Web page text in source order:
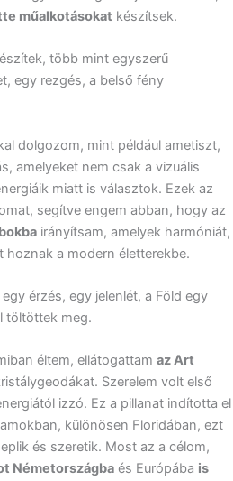
műalkotásokat készítsek.
több mint egyszerű
egy rezgés, a belső fény
dolgozom, mint például ametiszt,
amelyeket nem csak a vizuális
miatt is választok. Ezek az
segítve engem abban, hogy az
irányítsam, amelyek harmóniát,
a modern életterekbe.
érzés, egy jelenlét, a Föld egy
töltöttek meg.
éltem, ellátogattam az Art
Szerelem volt első
izzó. Ez a pillanat indította el
különösen Floridában, ezt
és szeretik. Most az a célom,
Németországba és Európába is